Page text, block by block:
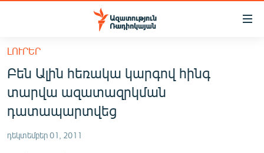
Մատչելիության
հիմնական
բովանդակությանը
հիմնական
մենյուին
ՀԱՅԱՍՏԱՆ
ՔԱՂԱՔԱԿԱՆ
ԼՈՒՐԵՐ
Բեն Ալին հեռակա կարգով հինգ
տարվա ազատազրկման
դատապարտվեց
դեկտեմբեր 01, 2011